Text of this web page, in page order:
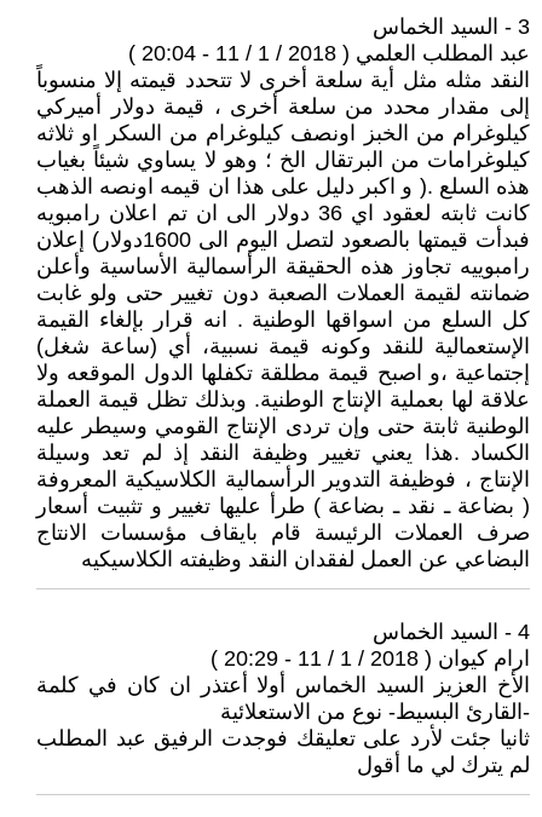
3 - السيد الخماس
عبد المطلب العلمي ( 2018 / 1 / 11 - 20:04 )
النقد مثله مثل أية سلعة أخرى لا تتحدد قيمته إلا منسوباً
إلى مقدار محدد من سلعة أخرى ، قيمة دولار أميركي
كيلوغرام من الخبز اونصف كيلوغرام من السكر او ثلاثه
كيلوغرامات من البرتقال الخ ؛ وهو لا يساوي شيئاً بغياب
هذه السلع .( و اكبر دليل على هذا ان قيمه اونصه الذهب
كانت ثابته لعقود اي 36 دولار الى ان تم اعلان رامبويه
فبدأت قيمتها بالصعود لتصل اليوم الى 1600دولار) إعلان
رامبوييه تجاوز هذه الحقيقة الرأسمالية الأساسية وأعلن
ضمانته لقيمة العملات الصعبة دون تغيير حتى ولو غابت
كل السلع من اسواقها الوطنية . انه قرار بإلغاء القيمة
الإستعمالية للنقد وكونه قيمة نسبية، أي (ساعة شغل)
إجتماعية ،و اصبح قيمة مطلقة تكفلها الدول الموقعه ولا
علاقة لها بعملية الإنتاج الوطنية. وبذلك تظل قيمة العملة
الوطنية ثابتة حتى وإن تردى الإنتاج القومي وسيطر عليه
الكساد .هذا يعني تغيير وظيفة النقد إذ لم تعد وسيلة
الإنتاج ، فوظيفة التدوير الرأسمالية الكلاسيكية المعروفة
( بضاعة ـ نقد ـ بضاعة ) طرأ عليها تغيير و تثبيت أسعار
صرف العملات الرئيسة قام بايقاف مؤسسات الانتاج
البضاعي عن العمل لفقدان النقد وظيفته الكلاسيكيه
4 - السيد الخماس
ارام كيوان ( 2018 / 1 / 11 - 20:29 )
الأخ العزيز السيد الخماس أولا أعتذر ان كان في كلمة
-القارئ البسيط- نوع من الاستعلائية
ثانيا جئت لأرد على تعليقك فوجدت الرفيق عبد المطلب
لم يترك لي ما أقول